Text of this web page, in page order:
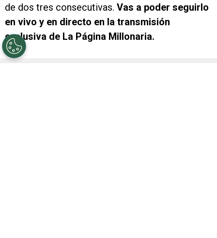
de dos tres consecutivas. Vas a poder seguirlo
en vivo y en directo en la transmisión
exclusiva de La Página Millonaria.